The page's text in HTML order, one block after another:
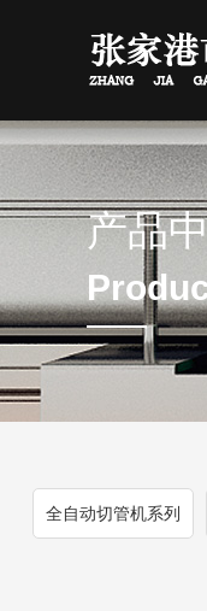
产品
全自动切管机系列